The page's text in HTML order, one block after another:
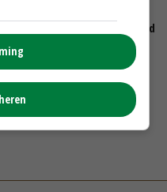
Frijns doet het verrassend
steeds meer problemen:
week al leeg’